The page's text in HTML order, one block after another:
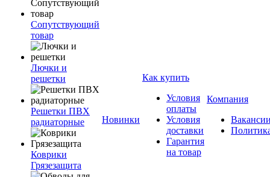
Сопутствующий
товар
Лючки и
решетки
Решетки ПВХ
радиаторные
Коврики
Грязезащита
Новинки
Как купить
Условия
оплаты
Условия
доставки
Гарантия
на товар
Компания